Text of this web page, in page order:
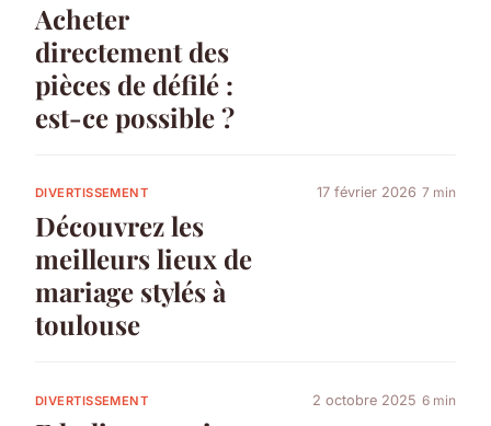
Acheter
directement des
pièces de défilé :
est-ce possible ?
DIVERTISSEMENT
Découvrez les
meilleurs lieux de
mariage stylés à
toulouse
17 février 2026 7 min
DIVERTISSEMENT 2 octobre 2025 6 min